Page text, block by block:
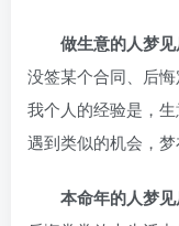
做生意的人梦见
没签某个合同、后悔
我个人的经验是，
遇到类似的机会，梦
本命年的人梦见